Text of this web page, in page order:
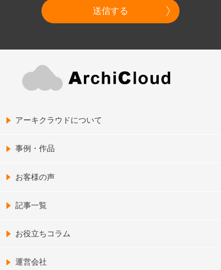
送信する
アーキクラウドについて
事例・作品
お客様の声
記事一覧
お役立ちコラム
運営会社